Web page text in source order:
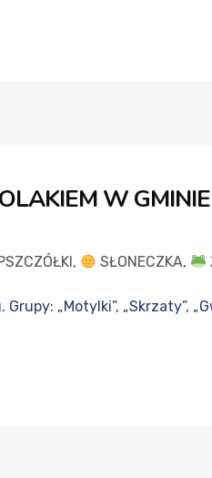
W
, SŁONECZKA,
„Motylki”, „Skrzaty”,